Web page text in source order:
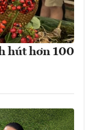
hút hơn 100